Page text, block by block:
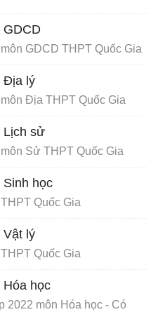
GDCD
GDCD THPT Quốc Gia
Địa lý
Địa THPT Quốc Gia
Lịch sử
Sử THPT Quốc Gia
học
Quốc Gia
Vật lý
Quốc Gia
học
2022 môn Hóa học - Có